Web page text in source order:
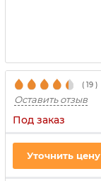
( 19 )
Оставить отзыв
Под заказ
Уточнить цену